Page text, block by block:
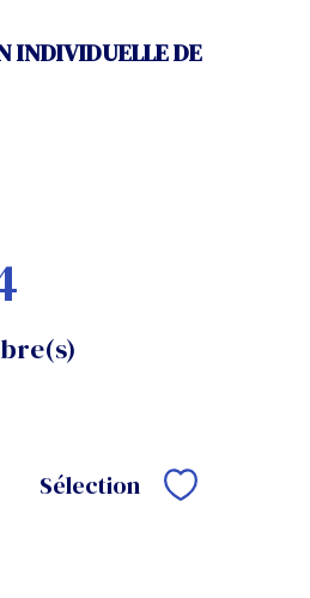
INDIVIDUELLE DE
Sélection